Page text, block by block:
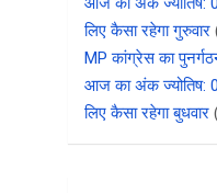
लिए कैसा रहेगा गुरुवार
MP कांग्रेस का
आज का अंक ज्योतिष:
लिए कैसा रहेगा बुधवार